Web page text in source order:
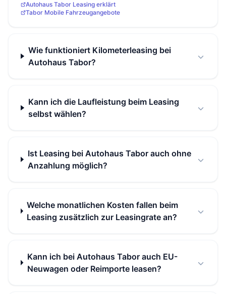
Autohaus Tabor Leasing erklärt
Tabor Mobile Fahrzeugangebote
Wie funktioniert Kilometerleasing bei
Autohaus Tabor?
Kann ich die Laufleistung beim Leasing
selbst wählen?
Ist Leasing bei Autohaus Tabor auch ohne
Anzahlung möglich?
Welche monatlichen Kosten fallen beim
Leasing zusätzlich zur Leasingrate an?
Kann ich bei Autohaus Tabor auch EU-
Neuwagen oder Reimporte leasen?